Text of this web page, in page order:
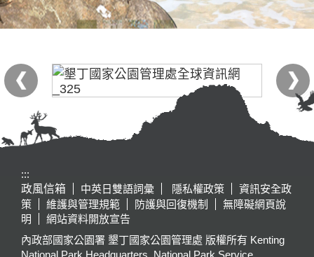
:::
政風信箱
中英日雙語詞彙 隱私權政策
資訊安全政
策
維護與管理規範 防護與回復機制
無障礙網頁說
明
網站資料開放宣告
內政部國家公園署 墾丁國家公園管理處 版權所有 Kenting
National Park Headquarters, National Park Service,